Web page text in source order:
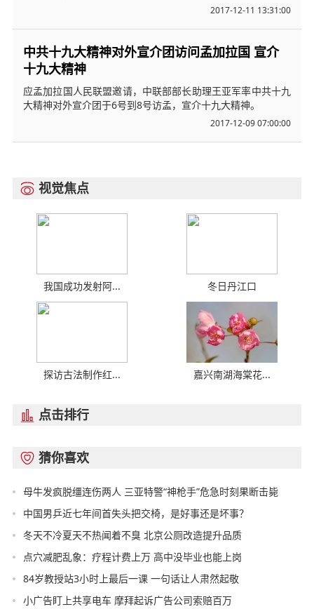
2017-12-11 13:31:00
中共十九大精神对外宣介团访问孟加拉国 宣介
十九大精神
应孟加拉国人民联盟邀请，中联部部长助理王亚军率中共十九
大精神对外宣介团于6号到8号访孟，宣介十九大精神。
2017-12-09 07:00:00
 视觉焦点
我国成功发射阿... 冬日丹江口
探访古法制作红... 嘉兴南湖海棠花...
 点击排行
 猜你喜欢
母牛发疯脱缰连伤两人 三亚特警“神枪手”危急时刻果断击毙
中国男乒近七年间首失头把交椅，是好事还是坏事？
冬天不冷夏天不热闻着不臭 北京公厕改造提升品质
点穴减肥乱象：疗程计费上万 高中没毕业也能上岗
84岁教授站3小时上最后一课 一句话让人肃然起敬
小广告盯上共享电车 摩拜起诉广告公司索赔百万